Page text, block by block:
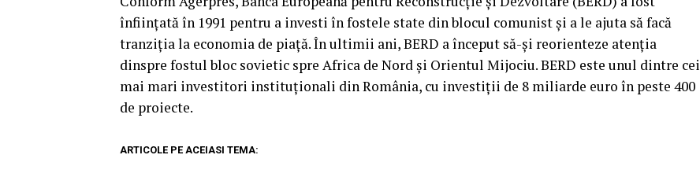
înfiinţată în 1991 pentru a investi în fostele state din blocul comunist şi a le ajuta să facă
tranziţia la economia de piaţă. În ultimii ani, BERD a început să-şi reorienteze atenţia
dinspre fostul bloc sovietic spre Africa de Nord şi Orientul Mijociu. BERD este unul dintre cei
mai mari investitori instituţionali din România, cu investiţii de 8 miliarde euro în peste 400
de proiecte.
ARTICOLE PE ACEIASI TEMA: